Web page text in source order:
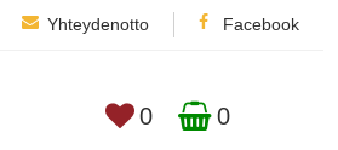
Yhteydenotto Facebook
0 0